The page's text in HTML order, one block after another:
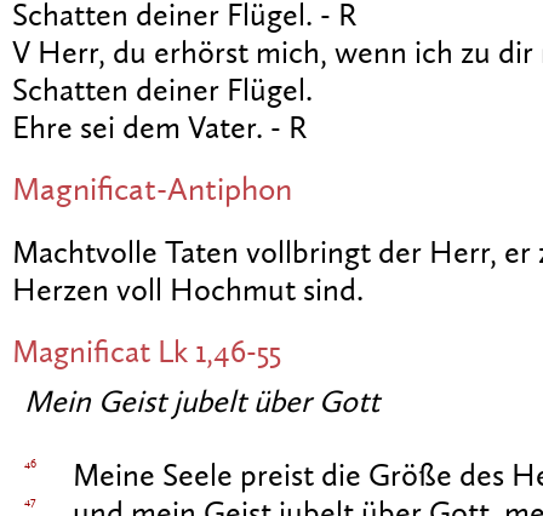
Schatten deiner Flügel. - R
V Herr, du erhörst mich, wenn ich zu
Schatten deiner Flügel.
Ehre sei dem Vater. - R
Magnificat-Antiphon
Machtvolle Taten vollbringt der Herr, er
Herzen voll Hochmut sind.
Magnificat Lk 1,46-55
Mein Geist jubelt über Gott
46 Meine Seele preist die Größe des
47